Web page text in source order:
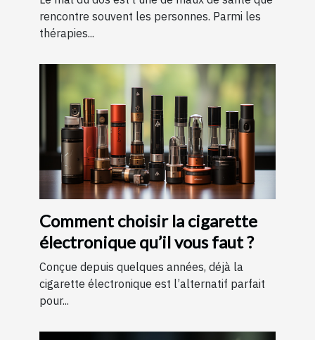
rencontre souvent les personnes. Parmi les
thérapies...
Comment choisir la cigarette
électronique qu’il vous faut ?
Conçue depuis quelques années, déjà la
cigarette électronique est l’alternatif parfait
pour...